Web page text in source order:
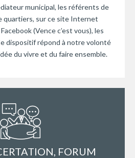
municipal, les référents de
quartiers, sur ce site Internet
(Vence c’est vous), les
dispositif répond à notre volonté
du vivre et du faire ensemble.
FORUM